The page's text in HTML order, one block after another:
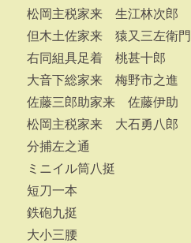
松岡主税家来 生江林次郎
但木土佐家来 猿又三左衛門
右同組具足着 桃甚十郎
大音下総家来 梅野市之進
佐藤三郎助家来 佐藤伊助
松岡主税家来 大石勇八郎
分捕左之通
ミニイル筒八挺
短刀一本
鉄砲九挺
大小三腰